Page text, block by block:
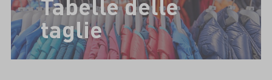
Tabelle delle
taglie